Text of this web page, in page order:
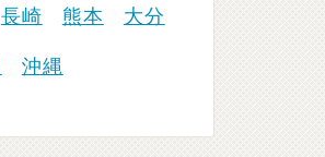
長崎 熊本 大分
沖縄